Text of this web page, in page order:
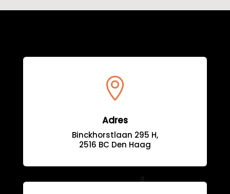

Adres
Binckhorstlaan 295 H,
2516 BC Den Haag